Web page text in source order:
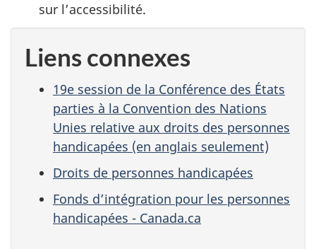
sur l’accessibilité.
Liens connexes
19e session de la Conférence des États
parties à la Convention des Nations
Unies relative aux droits des personnes
handicapées (en anglais seulement)
Droits de personnes handicapées
Fonds d’intégration pour les personnes
handicapées - Canada.ca